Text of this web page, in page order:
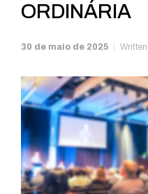
ORDINÁRIA
30 de maio de 2025